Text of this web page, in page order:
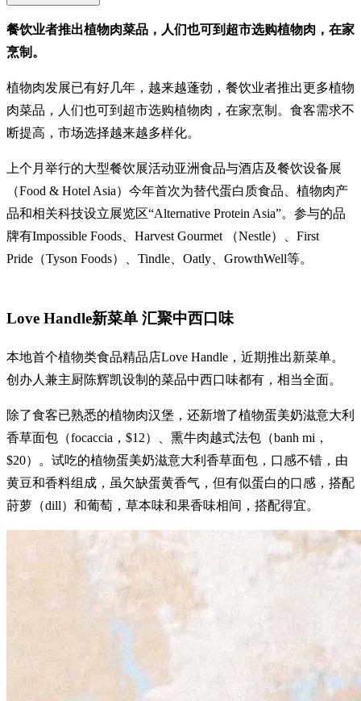
餐饮业者推出植物肉菜品，人们也可到超市选购植物肉，在家
烹制。
植物肉发展已有好几年，越来越蓬勃，餐饮业者推出更多植物
肉菜品，人们也可到超市选购植物肉，在家烹制。食客需求不
断提高，市场选择越来越多样化。
上个月举行的大型餐饮展活动亚洲食品与酒店及餐饮设备展
（Food & Hotel Asia）今年首次为替代蛋白质食品、植物肉产
品和相关科技设立展览区“Alternative Protein Asia”。参与的品
牌有Impossible Foods、Harvest Gourmet （Nestle）、First
Pride（Tyson Foods）、Tindle、Oatly、GrowthWell等。
Love Handle新菜单 汇聚中西口味
本地首个植物类食品精品店Love Handle，近期推出新菜单。
创办人兼主厨陈辉凯设制的菜品中西口味都有，相当全面。
除了食客已熟悉的植物肉汉堡，还新增了植物蛋美奶滋意大利
香草面包（focaccia，$12）、熏牛肉越式法包（banh mi，
$20）。试吃的植物蛋美奶滋意大利香草面包，口感不错，由
黄豆和香料组成，虽欠缺蛋黄香气，但有似蛋白的口感，搭配
莳萝（dill）和葡萄，草本味和果香味相间，搭配得宜。